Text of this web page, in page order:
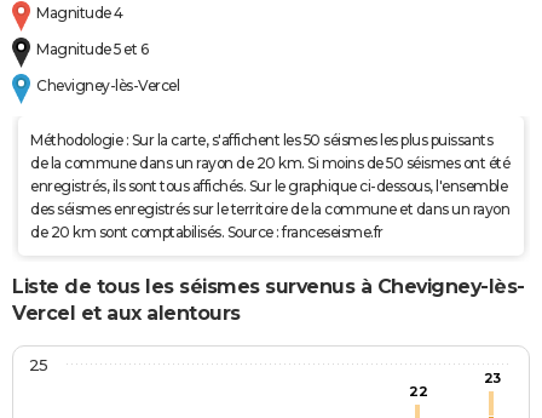
Magnitude 4
Magnitude 5 et 6
Chevigney-lès-Vercel
Méthodologie : Sur la carte, s'affichent les 50 séismes les plus puissants
de la commune dans un rayon de 20 km. Si moins de 50 séismes ont été
enregistrés, ils sont tous affichés. Sur le graphique ci-dessous, l'ensemble
des séismes enregistrés sur le territoire de la commune et dans un rayon
de 20 km sont comptabilisés. Source : franceseisme.fr
Liste de tous les séismes survenus à Chevigney-lès-
Vercel et aux alentours
22
23
25